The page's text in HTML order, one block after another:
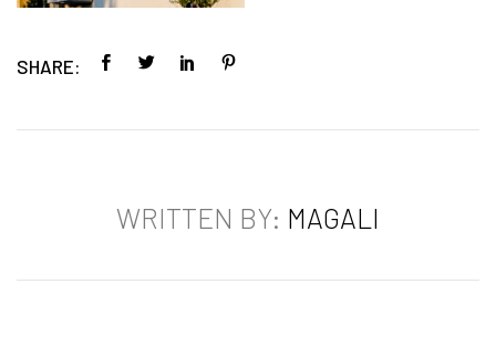
SHARE:
WRITTEN BY: MAGALI